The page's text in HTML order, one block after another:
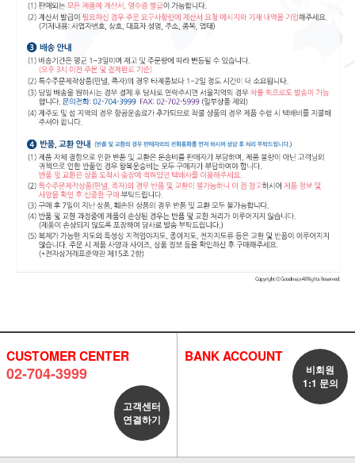
CUSTOMER CENTER
02-704-3999
고객센터
연결하기
BANK ACCOUNT
비회원
1:1 문의